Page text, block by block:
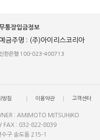
통장입금정보
예금주명 : (주)아이리스코리아
신한은행 100-023-400713
방침 이용약관 고객센터
: AMIMOTO MITSUHIKO
FAX : 032-822-8039
구 송도동 215-1